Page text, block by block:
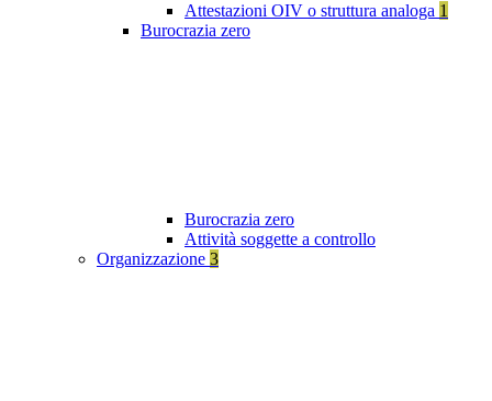
Attestazioni OIV o struttura analoga 1
Burocrazia zero
Burocrazia zero
Attività soggette a controllo
Organizzazione 3